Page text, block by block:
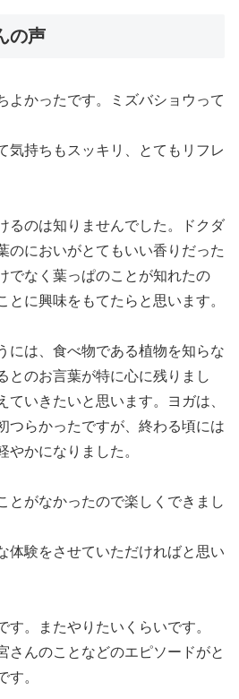
の声
よかったです。ミズバショウって
気持ちもスッキリ、とてもリフレ
るのは知りませんでした。ドクダ
のにおいがとてもいい香りだった
でなく葉っぱのことが知れたの
とに興味をもてたらと思います。
には、食べ物である植物を知らな
とのお言葉が特に心に残りまし
ていきたいと思います。ヨガは、
つらかったですが、終わる頃には
やかになりました。
とがなかったので楽しくできまし
体験をさせていただければと思い
す。またやりたいくらいです。
さんのことなどのエピソードがと
す。